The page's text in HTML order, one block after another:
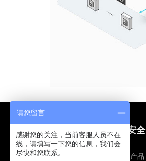
网站建设
建站营销
信息安全
智安全产品
请您留言
感谢您的关注，当前客服人员不在
线，请填写一下您的信息，我们会
尽快和您联系。